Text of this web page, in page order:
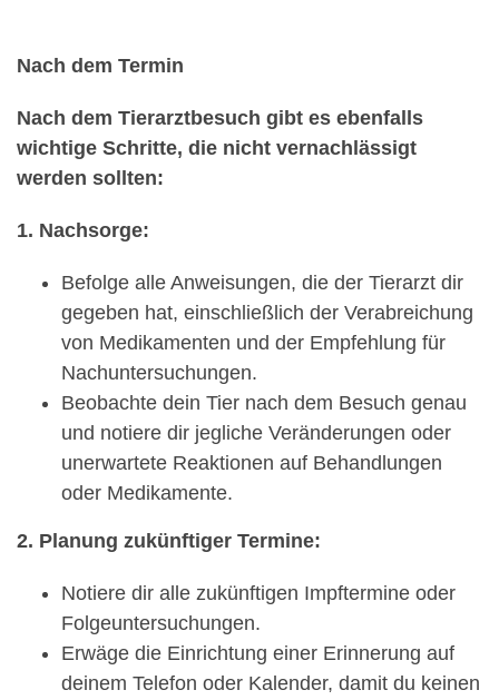
Nach dem Termin
Nach dem Tierarztbesuch gibt es ebenfalls
wichtige Schritte, die nicht vernachlässigt
werden sollten:
1. Nachsorge:
Befolge alle Anweisungen, die der Tierarzt dir
gegeben hat, einschließlich der Verabreichung
von Medikamenten und der Empfehlung für
Nachuntersuchungen.
Beobachte dein Tier nach dem Besuch genau
und notiere dir jegliche Veränderungen oder
unerwartete Reaktionen auf Behandlungen
oder Medikamente.
2. Planung zukünftiger Termine:
Notiere dir alle zukünftigen Impftermine oder
Folgeuntersuchungen.
Erwäge die Einrichtung einer Erinnerung auf
deinem Telefon oder Kalender, damit du keinen